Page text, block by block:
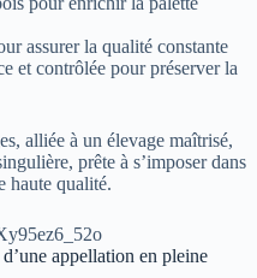
assurer la qualité constante
et contrôlée pour préserver la
alliée à un élevage maîtrisé,
prête à s’imposer dans
haute qualité.
appellation en pleine